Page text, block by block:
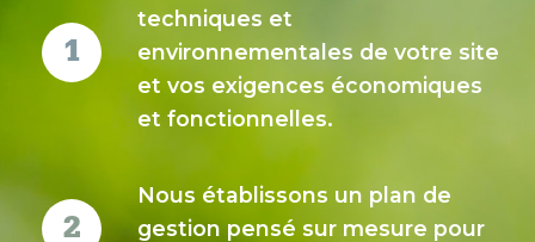
techniques et
environnementales de votre site
et vos exigences économiques
et fonctionnelles.
Nous établissons un plan de
gestion pensé sur mesure pour